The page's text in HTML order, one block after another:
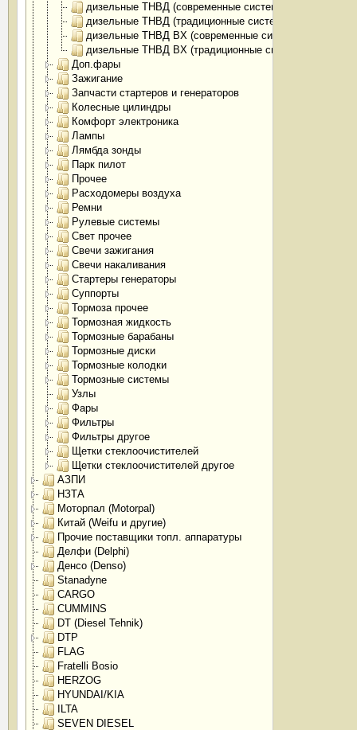
дизельные ТНВД (современные системы)
дизельные ТНВД (традиционные системы)
дизельные ТНВД BX (современные системы)
дизельные ТНВД BX (традиционные системы)
Доп.фары
Зажигание
Запчасти стартеров и генераторов
Колесные цилиндры
Комфорт электроника
Лампы
Лямбда зонды
Парк пилот
Прочее
Расходомеры воздуха
Ремни
Рулевые системы
Свет прочее
Свечи зажигания
Свечи накаливания
Стартеры генераторы
Суппорты
Тормоза прочее
Тормозная жидкость
Тормозные барабаны
Тормозные диски
Тормозные колодки
Тормозные системы
Узлы
Фары
Фильтры
Фильтры другое
Щетки стеклоочистителей
Щетки стеклоочистителей другое
АЗПИ
НЗТА
Моторпал (Motorpal)
Китай (Weifu и другие)
Прочие поставщики топл. аппаратуры
Делфи (Delphi)
Денсо (Denso)
Stanadyne
CARGO
CUMMINS
DT (Diesel Tehnik)
DTP
FLAG
Fratelli Bosio
HERZOG
HYUNDAI/KIA
ILTA
SEVEN DIESEL